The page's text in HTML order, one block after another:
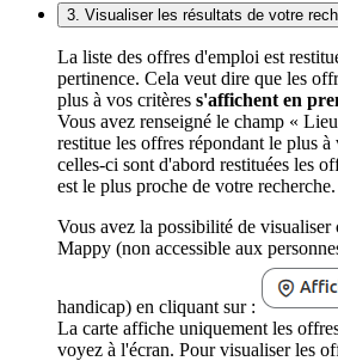
3. Visualiser les résultats de votre
La liste des offres d'emploi est
pertinence. Cela veut dire que les
plus à vos critères s'affichent en
Vous avez renseigné le champ «
restitue les offres répondant le plus à
celles-ci sont d'abord restituées les
est le plus proche de votre recherche.
Vous avez la possibilité de
Mappy (non accessible aux
handicap) en cliquant sur :
La carte affiche uniquement les
voyez à l'écran. Pour visualiser les